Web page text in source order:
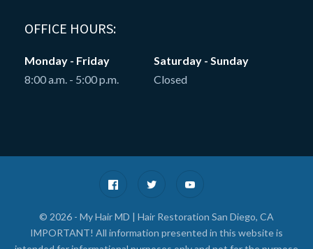
OFFICE HOURS:
Monday - Friday
8:00 a.m. - 5:00 p.m.
Saturday - Sunday
Closed
© 2026 - My Hair MD | Hair Restoration San Diego, CA
IMPORTANT! All information presented in this website is